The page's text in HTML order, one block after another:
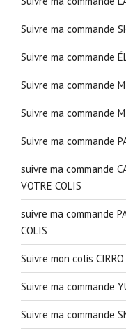
Suivre ma commande
Suivre ma commande
Suivre ma commande
Suivre ma commande
Suivre ma commande
suivre ma commande
VOTRE COLIS
suivre ma commande
COLIS
Suivre mon colis
Suivre ma commande
Suivre ma commande